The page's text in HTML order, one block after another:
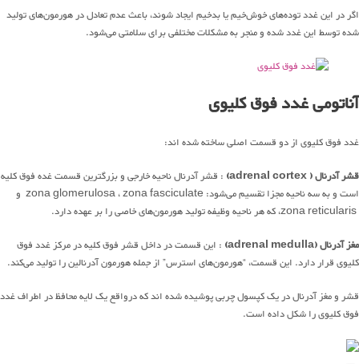
اگر در این غدد توده‌های خوش‌خیم یا بدخیم ایجاد شوند، باعث عدم تعادل در هورمون‌های تولید
شده توسط این غدد شده و منجر به مشکلات مختلفی برای سلامتی می‌شود.
آناتومی غدد فوق کلیوی
غدد فوق کلیوی از دو قسمت اصلی ساخته شده اند:
قشر آدرنال ( adrenal cortex)
: قشر آدرنال ناحیه خارجی و بزرگترین قسمت غده فوق کلیه
است و به سه ناحیه مجزا تقسیم می‌شود: zona glomerulosa ، zona fasciculate و
مغز آدرنال (adrenal medulla)
: این قسمت در داخل قشر فوق کلیه در مرکز غدد فوق
کلیوی قرار دارد. این قسمت، “هورمون‌های استرس” از جمله هورمون آدرنالین را تولید می‌کند.
قشر و مغز آدرنال در یک کپسول چربی پوشیده شده اند که درواقع یک لایه محافظ در اطراف غدد
فوق کلیوی را شکل داده است.